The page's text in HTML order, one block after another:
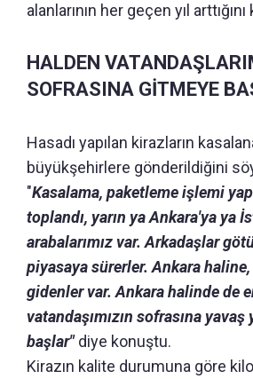
alanlarının her geçen yıl
HALDEN
SOFRASINA GİTMEYE
Hasadı yapılan kirazların
büyükşehirlere gönderildiğini
"Kasalama, paketleme işlemi
toplandı, yarın ya Ankara'ya ya
arabalarımız var. Arkadaşlar
piyasaya sürerler. Ankara
gidenler var. Ankara halinde de
vatandaşımızın sofrasına
başlar"diye konuştu.
Kirazın kalite durumuna göre